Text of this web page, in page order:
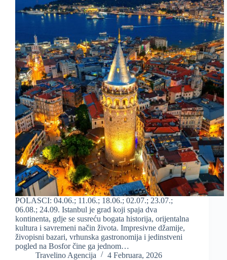
POLASCI: 04.06.; 11.06.; 18.06.; 02.07.; 23.07.;
06.08.; 24.09. Istanbul je grad koji spaja dva
kontinenta, gdje se susreću bogata historija, orijentalna
kultura i savremeni način života. Impresivne džamije,
živopisni bazari, vrhunska gastronomija i jedinstveni
pogled na Bosfor čine ga jednom…
Travelino Agencija
4 Februara, 2026